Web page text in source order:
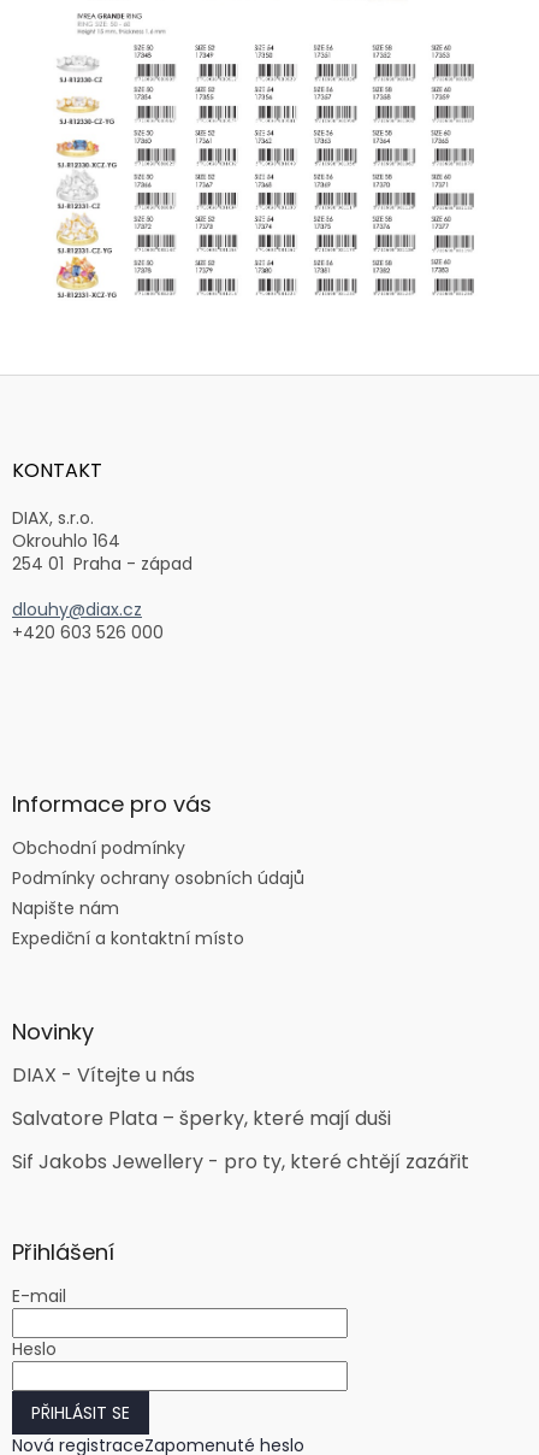
Z
aKONTAKT
DIAX, s.r.o.
Okrouhlo 164
254 01 Praha - západ
dlouhy@diax.cz
+420 603 526 000
Informace pro vás
Obchodní podmínky
Podmínky ochrany osobních údajů
Napište nám
Expediční a kontaktní místo
Novinky
DIAX - Vítejte u nás
Salvatore Plata – šperky, které mají duši
Sif Jakobs Jewellery - pro ty, které chtějí zazářit
Přihlášení
E-mail
Heslo
PŘIHLÁSIT SE
Nová registraceZapomenuté heslo